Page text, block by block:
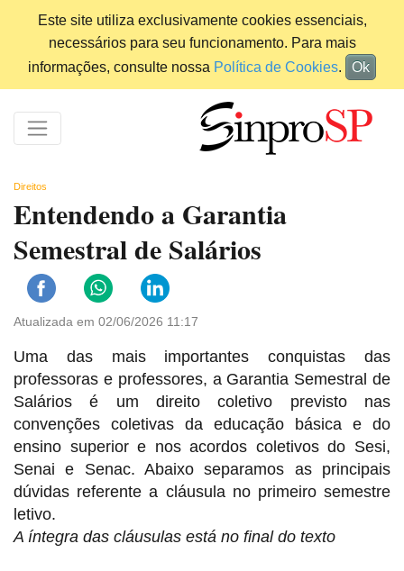
Este site utiliza exclusivamente cookies essenciais,
necessários para seu funcionamento. Para mais
informações, consulte nossa Política de Cookies. Ok
Direitos
Entendendo a Garantia
Semestral de Salários
Atualizada em 02/06/2026 11:17
Uma das mais importantes conquistas das
professoras e professores, a Garantia Semestral de
Salários é um direito coletivo previsto nas
convenções coletivas da educação básica e do
ensino superior e nos acordos coletivos do Sesi,
Senai e Senac. Abaixo separamos as principais
dúvidas referente a cláusula no primeiro semestre
letivo.
A íntegra das cláusulas está no final do texto